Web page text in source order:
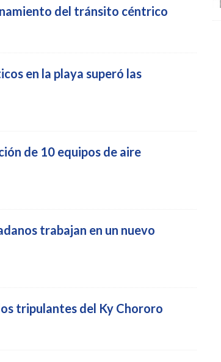
del tránsito céntrico
en la playa superó las
de 10 equipos de aire
trabajan en un nuevo
tripulantes del Ky Chororo